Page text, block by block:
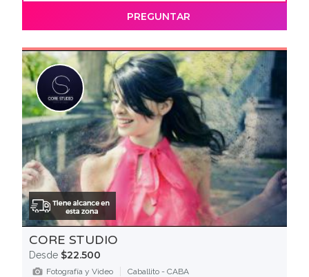
PREGUNTAR
CORE STUDIO
Desde $22.500
Fotografía y Video Caballito - CABA